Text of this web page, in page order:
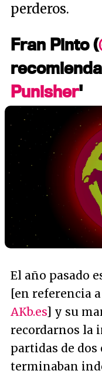
perderos.
Fran Pinto (
Punisher'
El año pasado
[en referencia a
AKb.es] y su
recordarnos la
partidas de
terminaban